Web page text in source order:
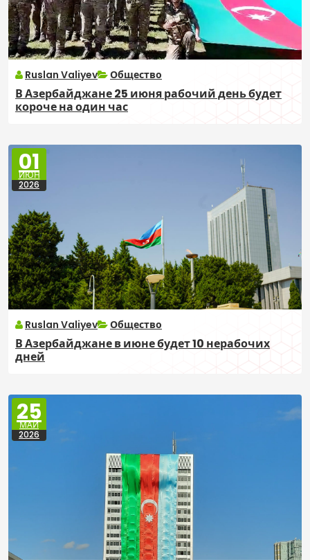
Ruslan Valiyev Общество
В Азербайджане 25 июня рабочий день будет
короче на один час
01
ИЮН
2026
Ruslan Valiyev Общество
В Азербайджане в июне будет 10 нерабочих
дней
25
МАЙ
2026